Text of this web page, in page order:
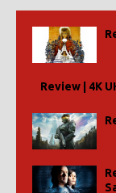
Review | 4K